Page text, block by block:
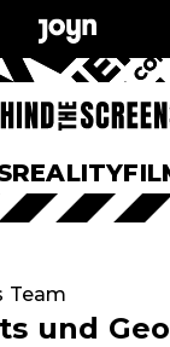
REALITY
Team
und